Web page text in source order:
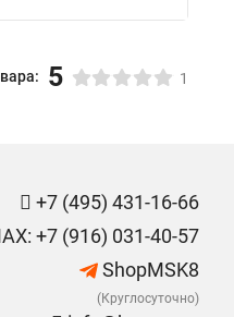
5 1
+7 (495) 431-16-66
+7 (916) 031-40-57
ShopMSK8
(Круглосуточно)